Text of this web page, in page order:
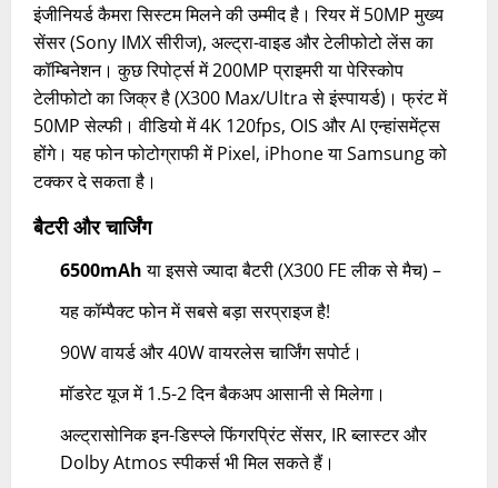
इंजीनियर्ड कैमरा सिस्टम मिलने की उम्मीद है। रियर में 50MP मुख्य
सेंसर (Sony IMX सीरीज), अल्ट्रा-वाइड और टेलीफोटो लेंस का
कॉम्बिनेशन। कुछ रिपोर्ट्स में 200MP प्राइमरी या पेरिस्कोप
टेलीफोटो का जिक्र है (X300 Max/Ultra से इंस्पायर्ड)। फ्रंट में
50MP सेल्फी। वीडियो में 4K 120fps, OIS और AI एन्हांसमेंट्स
होंगे। यह फोन फोटोग्राफी में Pixel, iPhone या Samsung को
टक्कर दे सकता है।
बैटरी और चार्जिंग
6500mAhया इससे ज्यादा बैटरी (X300 FE लीक से मैच) –
यह कॉम्पैक्ट फोन में सबसे बड़ा सरप्राइज है!
90W वायर्ड और 40W वायरलेस चार्जिंग सपोर्ट।
मॉडरेट यूज में 1.5-2 दिन बैकअप आसानी से मिलेगा।
अल्ट्रासोनिक इन-डिस्प्ले फिंगरप्रिंट सेंसर, IR ब्लास्टर और
Dolby Atmos स्पीकर्स भी मिल सकते हैं।